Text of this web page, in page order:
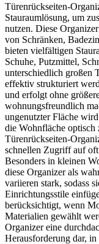
Türenrückseiten-
Stauraumlösung, um
nutzen. Diese
von Schränken,
bieten vielfältigen
Schuhe, Putzmittel,
unterschiedlich großen
effektiv strukturiert
und erfolgt ohne
wohnungsfreundlich
ungenutzter Fläche
die Wohnfläche optisch
Türenrückseiten-
schnellen Zugriff auf oft
Besonders in kleinen
diese Organizer als
variieren stark, sodass
Einrichtungsstile
berücksichtigt, wenn
Materialien gewählt
Organizer eine
Herausforderung dar,